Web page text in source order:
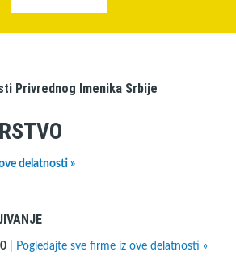
Privrednog Imenika Srbije
delatnosti »
Pogledajte sve firme iz ove delatnosti »